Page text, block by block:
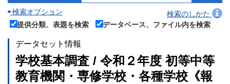
検索オプション
検索のしかた
提供分類、表題を検索
データベース、ファイル内を検索
データセット情報
学校基本調査 / 令和２年度 初等中等
教育機関・専修学校・各種学校《報